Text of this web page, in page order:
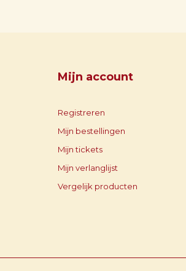
Mijn account
Registreren
Mijn bestellingen
Mijn tickets
Mijn verlanglijst
Vergelijk producten